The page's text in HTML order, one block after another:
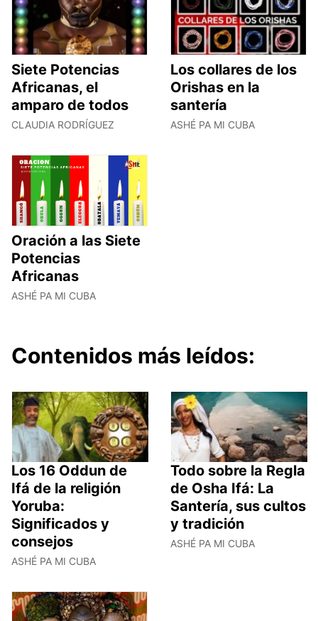
Siete Potencias
Africanas, el
amparo de todos
CLAUDIA RODRÍGUEZ
Los collares de los
Orishas en la
santería
ASHÉ PA MI CUBA
Oración a las Siete
Potencias
Africanas
ASHÉ PA MI CUBA
Contenidos más leídos:
Los 16 Oddun de
Ifá de la religión
Yoruba:
Significados y
consejos
ASHÉ PA MI CUBA
Todo sobre la Regla
de Osha Ifá: La
Santería, sus cultos
y tradición
ASHÉ PA MI CUBA